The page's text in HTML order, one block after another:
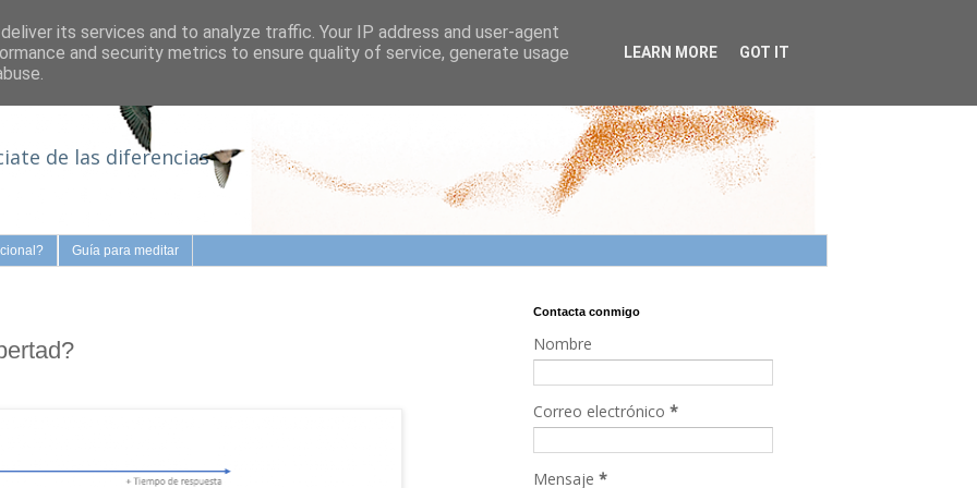
de las diferencias
Guía para meditar
Contacta conmigo
Nombre
Correo electrónico *
Mensaje *
its services and to analyze traffic. Your IP address and user-agent
and security metrics to ensure quality of service, generate usage
LEARN MORE GOT IT